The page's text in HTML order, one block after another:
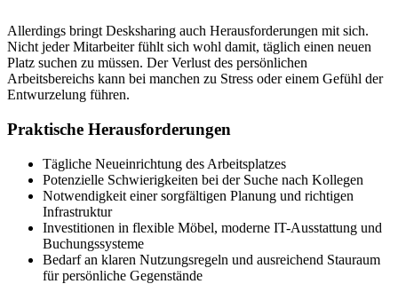
Allerdings bringt Desksharing auch Herausforderungen mit sich.
Nicht jeder Mitarbeiter fühlt sich wohl damit, täglich einen neuen
Platz suchen zu müssen. Der Verlust des persönlichen
Arbeitsbereichs kann bei manchen zu Stress oder einem Gefühl der
Entwurzelung führen.
Praktische Herausforderungen
Tägliche Neueinrichtung des Arbeitsplatzes
Potenzielle Schwierigkeiten bei der Suche nach Kollegen
Notwendigkeit einer sorgfältigen Planung und richtigen
Infrastruktur
Investitionen in flexible Möbel, moderne IT-Ausstattung und
Buchungssysteme
Bedarf an klaren Nutzungsregeln und ausreichend Stauraum
für persönliche Gegenstände